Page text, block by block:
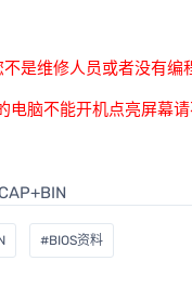
是维修人员或者没有编
电脑不能开机点亮屏幕
#BIOS资料